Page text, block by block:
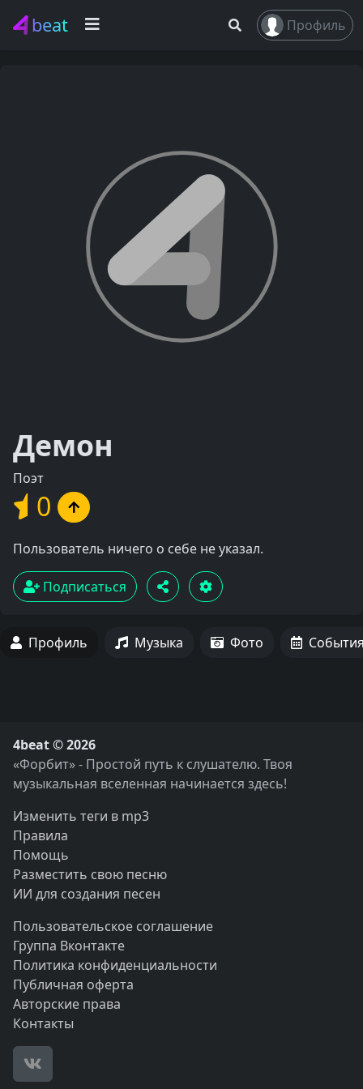
beat Профиль
Демон
Поэт
0
Пользователь ничего о себе не указал.
Подписаться
Профиль Музыка Фото
4beat © 2026
«Форбит» - Простой путь к слушателю. Твоя
музыкальная вселенная начинается здесь!
Изменить теги в mp3
Правила
Помощь
Разместить свою песню
ИИ для создания песен
Пользовательское соглашение
Группа Вконтакте
Политика конфиденциальности
Публичная оферта
Авторские права
Контакты